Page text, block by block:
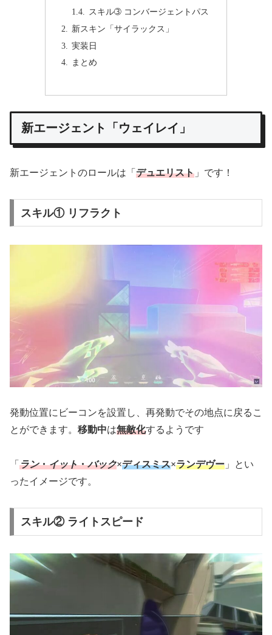
スキル➂ コンバージェントパス
新スキン「サイラックス」
実装日
まとめ
新エージェント「ウェイレイ」
新エージェントのロールは「 デュエリスト 」です！
スキル① リフラクト
発動位置にビーコンを設置し、再発動でその地点に戻るこ
とができます。 移動中は無敵化するようです
「 ラン・イット・バック×ディスミス×ランデヴー 」とい
ったイメージです。
スキル② ライトスピード